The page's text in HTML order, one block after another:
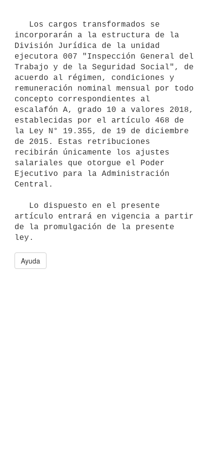
incorporarán a la estructura de la
División Jurídica de la unidad
ejecutora 007 "Inspección General del
Trabajo y de la Seguridad Social", de
acuerdo al régimen, condiciones y
remuneración nominal mensual por todo
concepto correspondientes al
escalafón A, grado 10 a valores 2018,
establecidas por el artículo 468 de
la Ley N° 19.355, de 19 de diciembre
de 2015. Estas retribuciones
recibirán únicamente los ajustes
salariales que otorgue el Poder
Ejecutivo para la Administración
Central.
artículo entrará en vigencia a partir
de la promulgación de la presente
Ayuda